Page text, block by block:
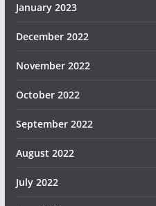
January 2023
December 2022
November 2022
October 2022
September 2022
August 2022
July 2022